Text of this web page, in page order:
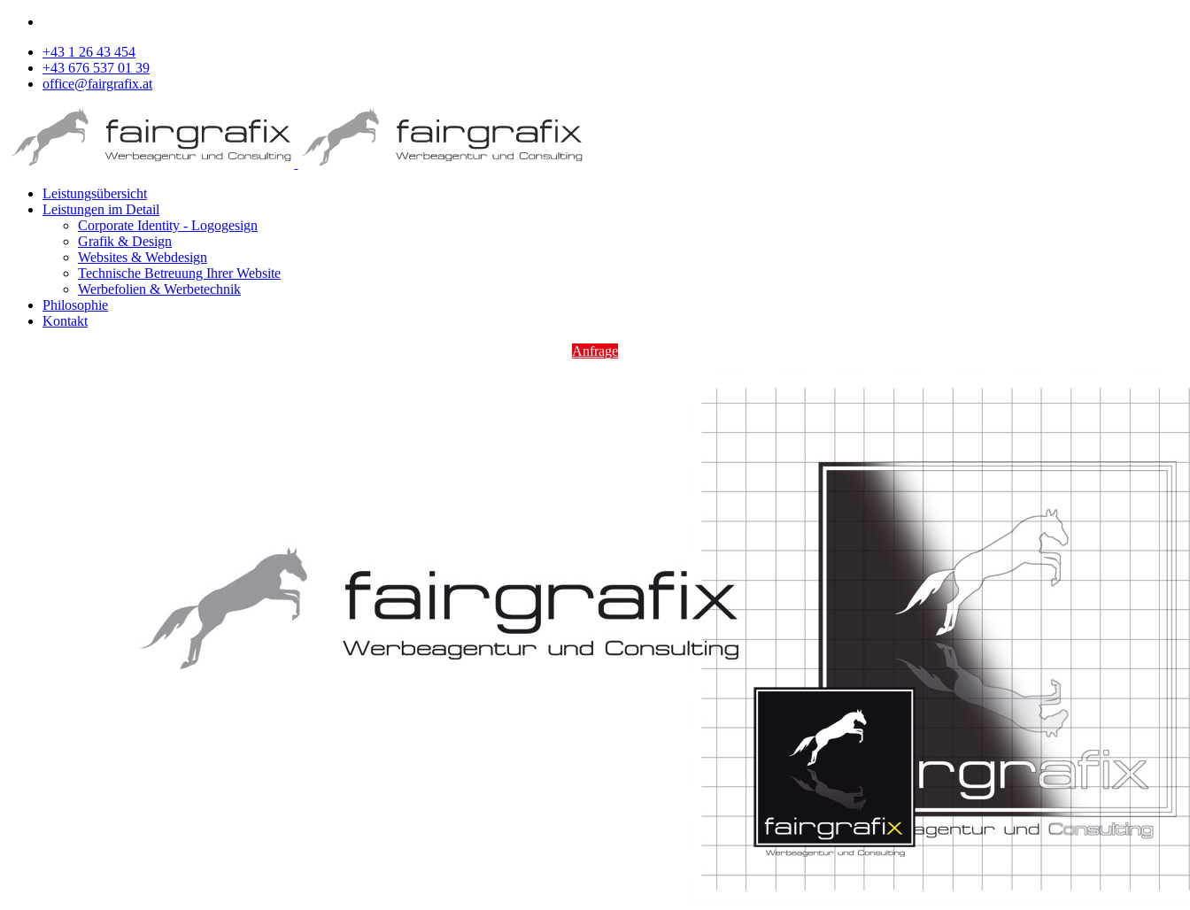
+43 1 26 43 454
+43 676 537 01 39
office@fairgrafix.at
Leistungsübersicht
Leistungen im Detail
Corporate Identity - Logogesign
Grafik & Design
Websites & Webdesign
Technische Betreuung Ihrer Website
Werbefolien & Werbetechnik
Philosophie
Kontakt
Anfrage